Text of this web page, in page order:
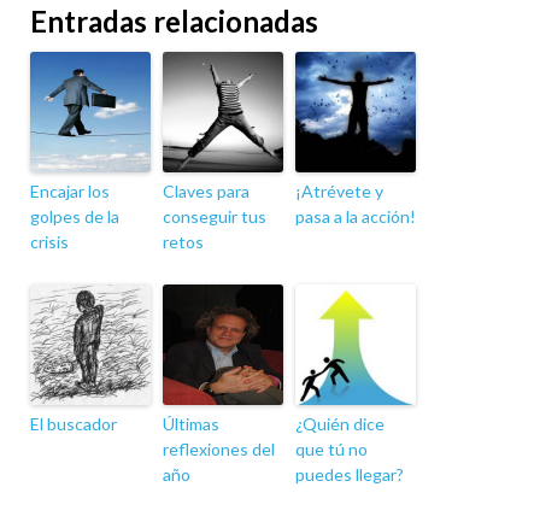
Entradas relacionadas
Encajar los
golpes de la
crisis
Claves para
conseguir tus
retos
¡Atrévete y
pasa a la acción!
El buscador
Últimas
reflexiones del
año
¿Quién dice
que tú no
puedes llegar?